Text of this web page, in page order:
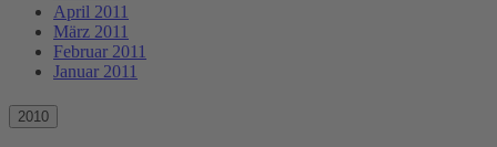
April 2011
März 2011
Februar 2011
Januar 2011
2010